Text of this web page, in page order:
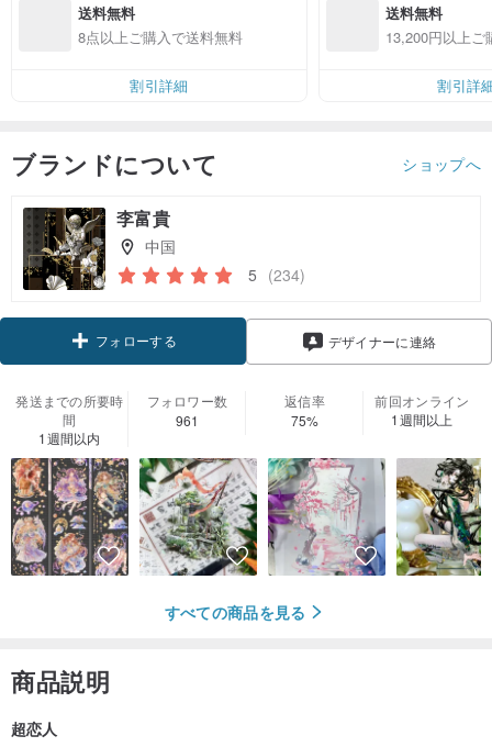
送料無料
8点以上ご購入で送料無料
割引詳細
送料無料
13,200円以上ご
割引詳
ブランドについて ショップへ
李富貴
中国
5 (234)
フォローする デザイナーに連絡
発送までの所要時
間
1週間以内
フォロワー数
961
返信率
75%
前回オンライン
1週間以上
すべての商品を見る
商品説明
超恋人